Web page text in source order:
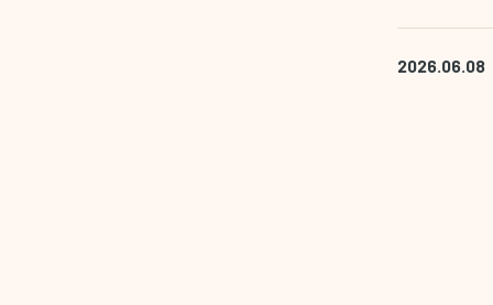
2026.06.08